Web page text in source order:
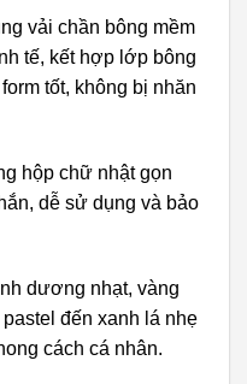
vải chần bông mềm
tế, kết hợp lớp bông
tốt, không bị nhăn
hộp chữ nhật gọn
dễ sử dụng và bảo
dương nhạt, vàng
đến xanh lá nhẹ
cách cá nhân.